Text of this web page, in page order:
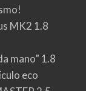
MK2 1.8
mano” 1.8
eco